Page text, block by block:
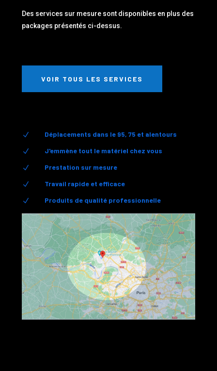
Des services sur mesure sont disponibles en plus des
packages présentés ci-dessus.
VOIR TOUS LES SERVICES
N Déplacements dans le 95, 75 et alentours
N J'emmène tout le matériel chez vous
N Prestation sur mesure
N Travail rapide et efficace
N Produits de qualité professionnelle